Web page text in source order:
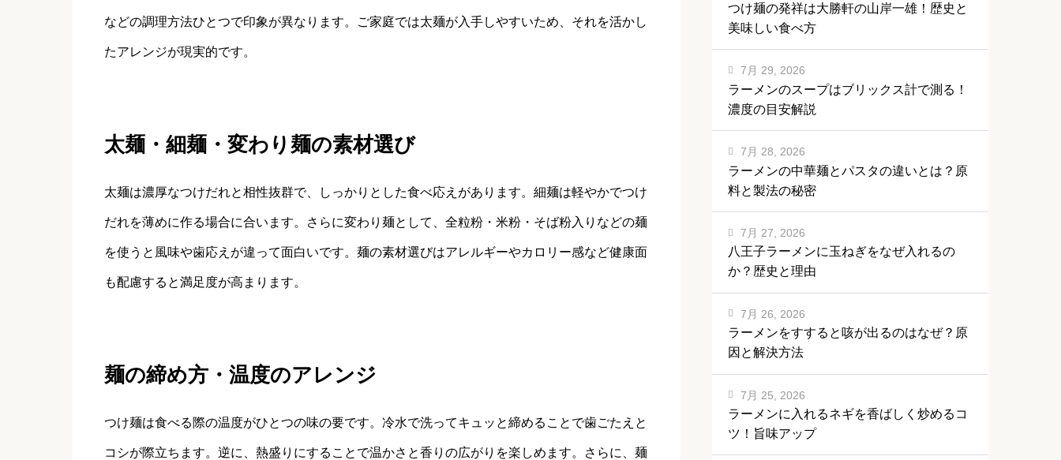
などの調理方法ひとつで印象が異なります。ご家庭では太麺が入手しやすいため、それを活かし
たアレンジが現実的です。
太麺・細麺・変わり麺の素材選び
太麺は濃厚なつけだれと相性抜群で、しっかりとした食べ応えがあります。細麺は軽やかでつけ
だれを薄めに作る場合に合います。さらに変わり麺として、全粒粉・米粉・そば粉入りなどの麺
を使うと風味や歯応えが違って面白いです。麺の素材選びはアレルギーやカロリー感など健康面
も配慮すると満足度が高まります。
麺の締め方・温度のアレンジ
つけ麺は食べる際の温度がひとつの味の要です。冷水で洗ってキュッと締めることで歯ごたえと
コシが際立ちます。逆に、熱盛りにすることで温かさと香りの広がりを楽しめます。さらに、麺
つけ麺の発祥は大勝軒の山岸一雄！歴史と
美味しい食べ方
ラーメンのスープはブリックス計で測る！
濃度の目安解説
7月 29, 2026
ラーメンの中華麺とパスタの違いとは？原
料と製法の秘密
7月 28, 2026
八王子ラーメンに玉ねぎをなぜ入れるの
か？歴史と理由
7月 27, 2026
ラーメンをすすると咳が出るのはなぜ？原
因と解決方法
7月 26, 2026
ラーメンに入れるネギを香ばしく炒めるコ
ツ！旨味アップ
7月 25, 2026